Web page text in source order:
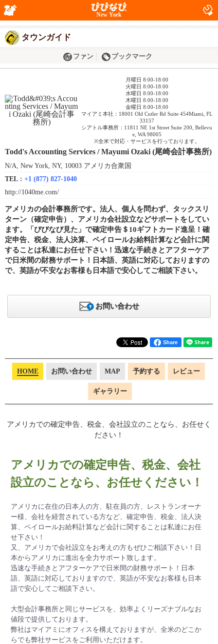
New York
タウンガイド
ファン ブックマーク
月曜日 8:00-18:00
火曜日 8:00-18:00
水曜日 8:00-18:00
木曜日 8:00-18:00
金曜日 8:00-18:00
マイアミ本社：18001 Old Cutler Rd Suite 454Miami, FL
33157
シアトル事務所：11811 NE 1st Street Suite 200, Bellevu
e, WA 98005
※全米で対応・サービスを行っております。
Todd's Accounting Services / Mayumi Ozaki (尾崎会計事務所)
N/A, New York, NY, 10003 アメリカ合衆国
TEL : +1 (877) 827-1040
http://1040me.com/
アメリカの会計事務所です。法人、個人を問わず、タックスリ
ターン（確定申告）、アメリカ会社設立などサポートをしてい
ます。「びびなび見た」で確定申告＄10ギフトカード進呈！確
定申告、税金、法人決算、ペイロールお給料計算など会計に関
することは私達にお任せ下さい！迅速な手続きとアフターケア
で日米間の財務サポート！日本語、英語に対応しておりますの
で、英語が不安なお客様も日本語で安心してご相談下さい。
お問い合わせ
Share
HOME お問い合わせ MAP 予約する レビュー
ギャラリー
アメリカでの確定申告、税金、会社
設立のことなら、お任せください！
アメリカに在住の日本人の方、駐在員の方、レストランオーナ
ー様、会社を経営されている方など、確定申告、税金、法人決
算、ペイロールお給料計算など会計に関することは私達にお任
せ下さい！
又、アメリカで会社設立をお考えの方もぜひご相談下さい！日
本からアメリカに進出を全力サポート致します。
迅速な手続きとアフターケアで日米間の財務サポート！日本
語、英語に対応しておりますので、英語が不安なお客様も日本
語で安心してご相談下さい。
大型会計事務所と同じサービスを、効率よくリーズナブルなお
値段で提供しております。
弊社はマイアミにオフィスを構えておりますが、全米のどこか
らでも弊社サービスをご利用いただけます。